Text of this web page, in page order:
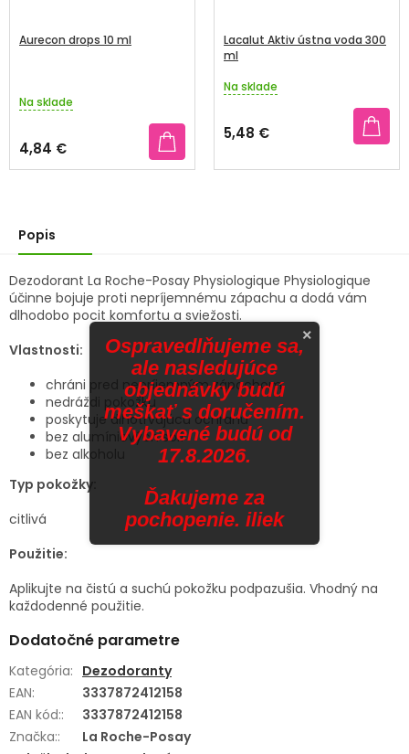
Aurecon drops 10 ml
Na sklade
4,84 €
Lacalut Aktiv ústna voda 300
ml
Priemerné
produktu
je
z
Na sklade
5,48 €
Popis
Dezodorant La Roche-Posay Physiologique Physiologique
účinne bojuje proti nepríjemnému zápachu a dodá vám
dlhodobo pocit komfortu a sviežosti.
Vlastnosti:
chráni pred nepríjemným zápachom
nedráždi pokožku
poskytuje dlhotrvajúcu ochranu
bez alumíniových solí
bez alkoholu
Typ pokožky:
citlivá
Použitie:
Aplikujte na čistú a suchú pokožku podpazušia. Vhodný na
každodenné použitie.
Dodatočné parametre
Kategória: Dezodoranty
EAN:
3337872412158
EAN kód::
3337872412158
Značka::
La Roche-Posay
×
Ospravedlňujeme sa,
ale nasledujúce
objednávky budú
meškať s doručením.
Vybavené budú od
17.8.2026.
Ďakujeme za
pochopenie. iliek